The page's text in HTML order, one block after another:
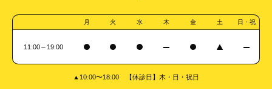
月 火 水 木 金 土 日・祝
11:00～19:00
▲10:00〜18:00 【休診日】木・日・祝日